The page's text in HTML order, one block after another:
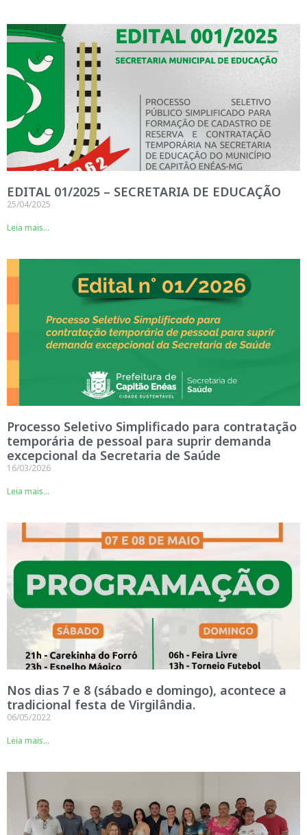
EDITAL 01/2025 – SECRETARIA DE EDUCAÇÃO
25/04/2025
Leia mais...
Processo Seletivo Simplificado para contratação
temporária de pessoal para suprir demanda
excepcional da Secretaria de Saúde
16/03/2026
Leia mais...
Nos dias 7 e 8 (sábado e domingo), acontece a
tradicional festa de Virgilândia.
06/05/2022
Leia mais...